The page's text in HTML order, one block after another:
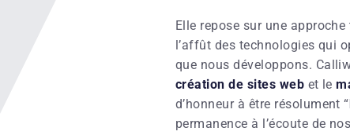
Elle repose sur une
l’affût des technologies qui
que nous développons.
création de sites web et le
d’honneur à être résolument “
permanence à l’écoute de